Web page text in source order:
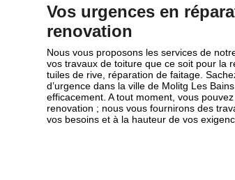
Vos urgences en
renovation
Nous vous proposons les services de
vos travaux de toiture que ce soit pour la
tuiles de rive, réparation de faitage.
d’urgence dans la ville de Molitg Les
efficacement. A tout moment, vous
renovation ; nous vous fournirons des
vos besoins et à la hauteur de vos